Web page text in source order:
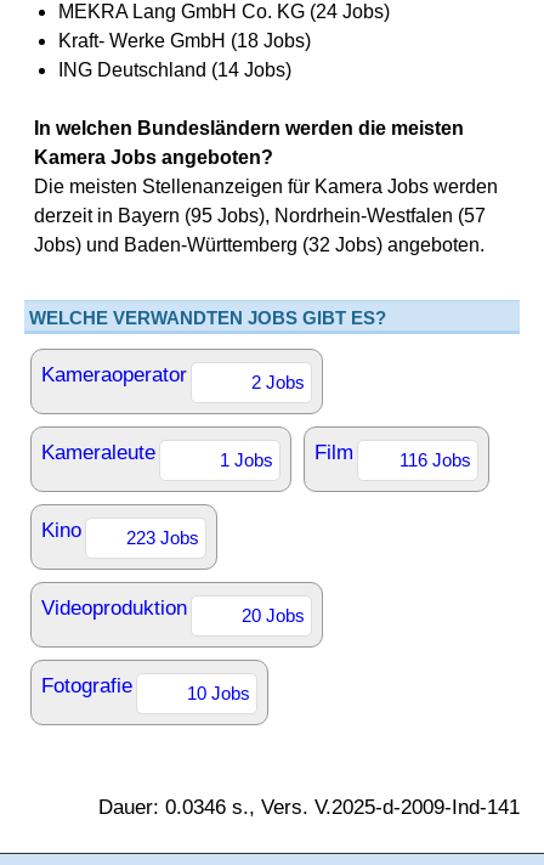
MEKRA Lang GmbH Co. KG (24 Jobs)
Kraft- Werke GmbH (18 Jobs)
ING Deutschland (14 Jobs)
In welchen Bundesländern werden die meisten
Kamera Jobs angeboten?
Die meisten Stellenanzeigen für Kamera Jobs werden
derzeit in Bayern (95 Jobs), Nordrhein-Westfalen (57
Jobs) und Baden-Württemberg (32 Jobs) angeboten.
WELCHE VERWANDTEN JOBS GIBT ES?
Kameraoperator 2 Jobs
Kameraleute 1 Jobs Film 116 Jobs
Kino 223 Jobs
Videoproduktion 20 Jobs
Fotografie 10 Jobs
Dauer: 0.0346 s., Vers. V.2025-d-2009-Ind-141